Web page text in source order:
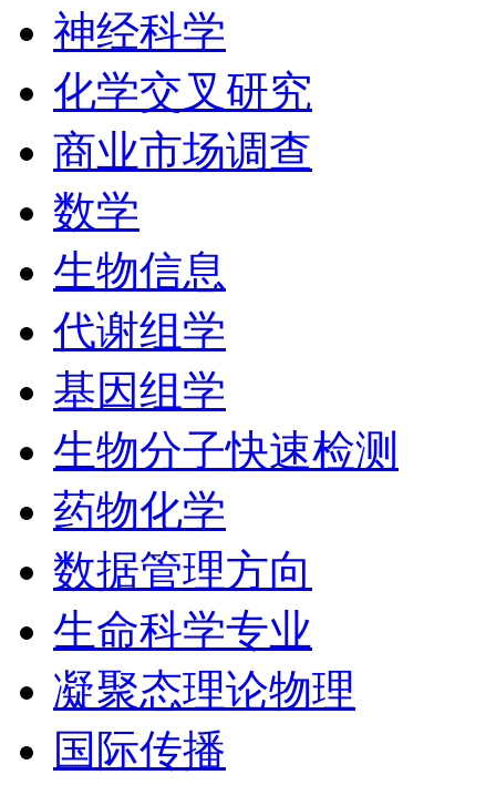
神经科学
化学交叉研究
商业市场调查
数学
生物信息
代谢组学
基因组学
生物分子快速检测
药物化学
数据管理方向
生命科学专业
凝聚态理论物理
国际传播